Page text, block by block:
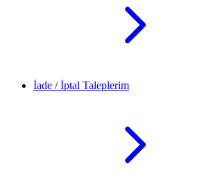
İade / İptal Taleplerim